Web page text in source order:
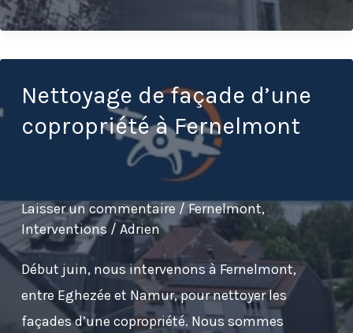
de
toiture
à
Esneux,
Neupré
en
province
de
Liège
Nettoyage de façade d’une
copropriété à Fernelmont
Laisser un commentaire /Fernelmont,
Interventions/ Adrien
Début juin, nous intervenons à Fernelmont,
entre Eghezée et Namur, pour nettoyer les
façades d’une copropriété. Nous sommes